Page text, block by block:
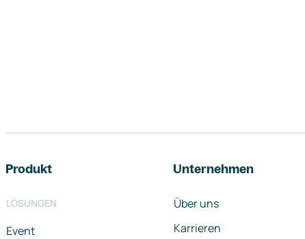
Produkt
LÖSUNGEN
Event
Unternehmen
Über uns
Karrieren